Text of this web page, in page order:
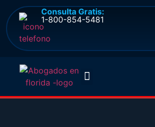
Consulta Gratis:
1-800-854-5481